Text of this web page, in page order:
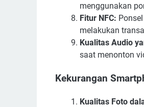
menggunakan
Fitur NFC:
melakukan
Kualitas Audio
saat menonton
Kekurangan
Kualitas Foto